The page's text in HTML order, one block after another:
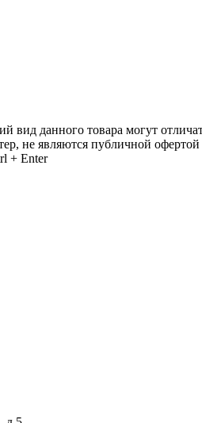
вид данного товара могут
не являются публичной
+ Enter